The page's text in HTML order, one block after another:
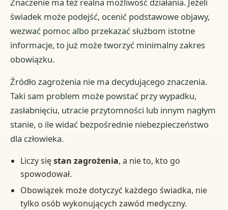
świadek może podejść, ocenić podstawowe objawy,
wezwać pomoc albo przekazać służbom istotne
informacje, to już może tworzyć minimalny zakres
obowiązku.
Źródło zagrożenia nie ma decydującego znaczenia.
Taki sam problem może powstać przy wypadku,
zasłabnięciu, utracie przytomności lub innym nagłym
stanie, o ile widać bezpośrednie niebezpieczeństwo
dla człowieka.
Liczy sięstan zagrożenia, a nie to, kto go
spowodował.
Obowiązek może dotyczyć każdego świadka, nie
tylko osób wykonujących zawód medyczny.